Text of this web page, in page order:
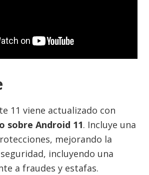
11 viene actualizado con
sobre Android 11. Incluye una
mejorando la
incluyendo una
a fraudes y estafas.